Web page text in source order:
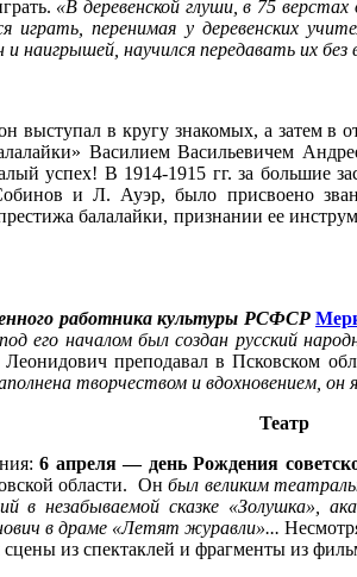
«В деревенской глуши, в 75
играть, перенимая у деревенских
наигрышей, научился передавать их
выступал в кругу знакомых, а
Василием Васильевичем
успех! В 1914-1915 гг. за большие
и Л. Ауэр, было присвоено
балалайки, признании ее
работника культуры РСФСР
его началом был создан русский
преподавал в Псковском
творчеством и вдохновением, он
Театр
6 апреля — день Рождения
области. Онбыл великим
незабываемой сказке «Золушка»,
в драме «Летят журавли»...
из спектаклей и фрагменты из